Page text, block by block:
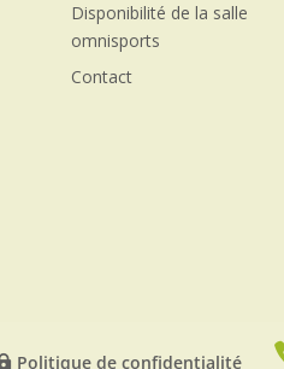
Disponibilité de la salle
omnisports
Contact
Politique de confidentialité